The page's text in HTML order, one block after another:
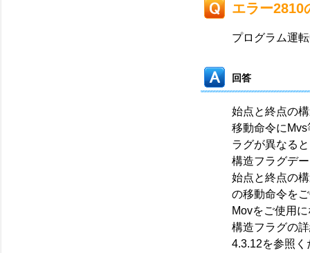
エラー2810
プログラム運
回答
始点と終点の
移動命令に
ラグが異なる
構造フラグデ
始点と終点の
の移動命令を
Movをご使用
構造フラグの
4.3.12を参照く